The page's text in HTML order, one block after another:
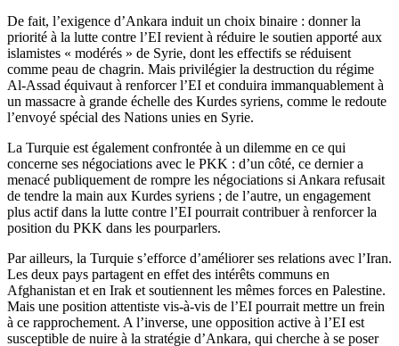
De fait, l’exigence d’Ankara induit un choix binaire : donner la
priorité à la lutte contre l’EI revient à réduire le soutien apporté aux
islamistes « modérés » de Syrie, dont les effectifs se réduisent
comme peau de chagrin. Mais privilégier la destruction du régime
Al-Assad équivaut à renforcer l’EI et conduira immanquablement à
un massacre à grande échelle des Kurdes syriens, comme le redoute
l’envoyé spécial des Nations unies en Syrie.
La Turquie est également confrontée à un dilemme en ce qui
concerne ses négociations avec le PKK : d’un côté, ce dernier a
menacé publiquement de rompre les négociations si Ankara refusait
de tendre la main aux Kurdes syriens ; de l’autre, un engagement
plus actif dans la lutte contre l’EI pourrait contribuer à renforcer la
position du PKK dans les pourparlers.
Par ailleurs, la Turquie s’efforce d’améliorer ses relations avec l’Iran.
Les deux pays partagent en effet des intérêts communs en
Afghanistan et en Irak et soutiennent les mêmes forces en Palestine.
Mais une position attentiste vis-à-vis de l’EI pourrait mettre un frein
à ce rapprochement. A l’inverse, une opposition active à l’EI est
susceptible de nuire à la stratégie d’Ankara, qui cherche à se poser